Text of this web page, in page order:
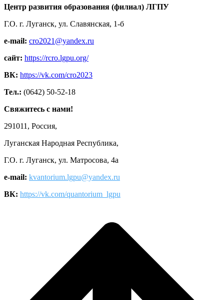
Центр развития образования (филиал) ЛГПУ
Г.О. г. Луганск, ул. Славянская, 1-б
e-mail: cro2021@yandex.ru
сайт: https://rcro.lgpu.org/
ВК: https://vk.com/cro2023
Тел.: (0642) 50-52-18
Свяжитесь с нами!
291011, Россия,
Луганская Народная Республика,
Г.О. г. Луганск, ул. Матросова, 4а
e-mail: kvantorium.lgpu@yandex.ru
ВК: https://vk.com/quantorium_lgpu